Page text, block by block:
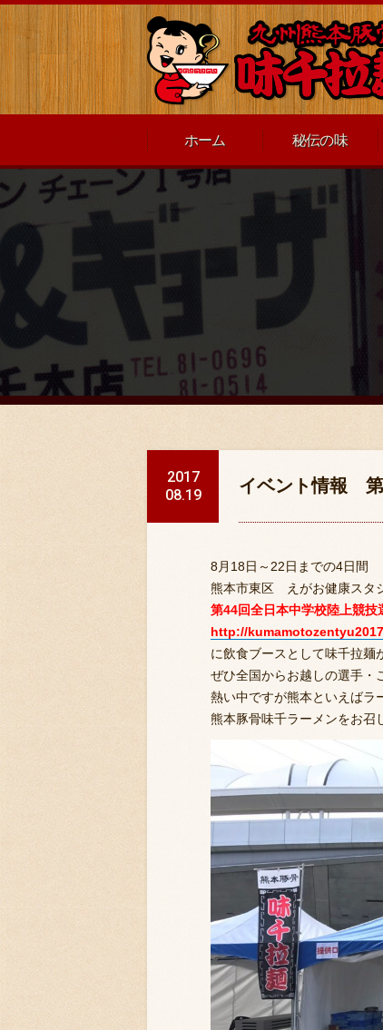
ホーム 秘伝の味
2017
08.19
イベント情報
8月18日～22日までの4日間
熊本市東区 えがお健康スタ
第44回全日本中学校陸上競
http://
に飲食ブースとして味千拉麺
ぜひ全国からお越しの選手・
熱い中ですが熊本といえばラ
熊本豚骨味千ラーメンをお召